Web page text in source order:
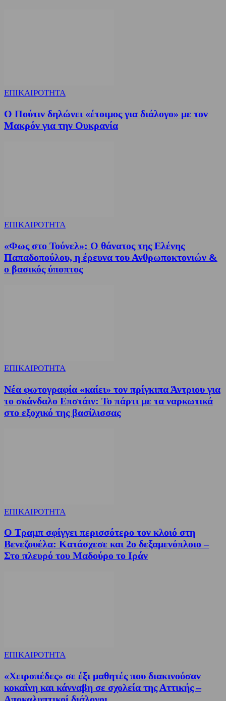
ΕΠΙΚΑΙΡΟΤΗΤΑ
Ο Πούτιν δηλώνει «έτοιμος για διάλογο» με τον
Μακρόν για την Ουκρανία
ΕΠΙΚΑΙΡΟΤΗΤΑ
«Φως στο Τούνελ»: Ο θάνατος της Ελένης
Παπαδοπούλου, η έρευνα του Ανθρωποκτονιών &
ο βασικός ύποπτος
ΕΠΙΚΑΙΡΟΤΗΤΑ
Νέα φωτογραφία «καίει» τον πρίγκιπα Άντριου για
το σκάνδαλο Επστάιν: Το πάρτι με τα ναρκωτικά
στο εξοχικό της βασίλισσας
ΕΠΙΚΑΙΡΟΤΗΤΑ
Ο Τραμπ σφίγγει περισσότερο τον κλοιό στη
Βενεζουέλα: Κατάσχεσε και 2ο δεξαμενόπλοιο –
Στο πλευρό του Μαδούρο το Ιράν
ΕΠΙΚΑΙΡΟΤΗΤΑ
«Χειροπέδες» σε έξι μαθητές που διακινούσαν
κοκαΐνη και κάνναβη σε σχολεία της Αττικής –